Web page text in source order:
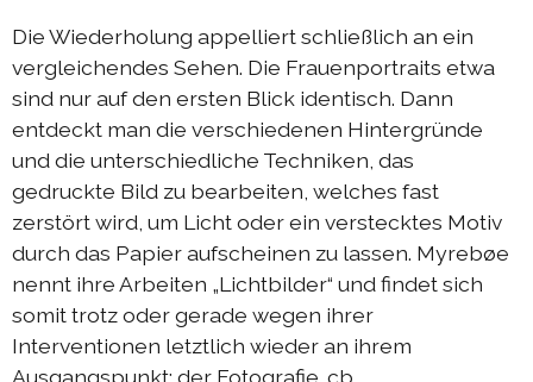
Die Wiederholung appelliert schließlich an ein
vergleichendes Sehen. Die Frauenportraits etwa
sind nur auf den ersten Blick identisch. Dann
entdeckt man die verschiedenen Hintergründe
und die unterschiedliche Techniken, das
gedruckte Bild zu bearbeiten, welches fast
zerstört wird, um Licht oder ein verstecktes Motiv
durch das Papier aufscheinen zu lassen. Myrebøe
nennt ihre Arbeiten „Lichtbilder“ und findet sich
somit trotz oder gerade wegen ihrer
Interventionen letztlich wieder an ihrem
Ausgangspunkt: der Fotografie. cb